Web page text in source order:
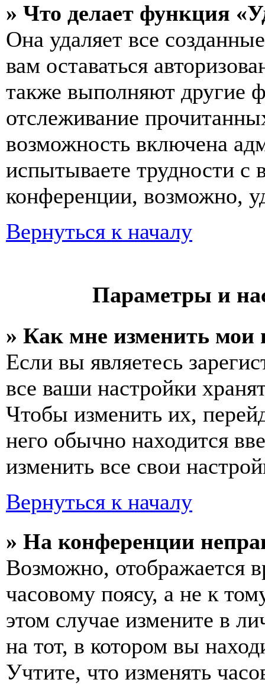
» Что делает функция
Она удаляет все
вам оставаться
также выполняют другие
отслеживание
возможность включена
испытываете трудности с
конференции, возможно,
Вернуться к началу
Параметры и
» Как мне изменить мои
Если вы являетесь
все ваши настройки
Чтобы изменить их,
него обычно находится
изменить все свои
Вернуться к началу
» На конференции
Возможно, отображается
часовому поясу, а не к
этом случае измените в
на тот, в котором вы
Учтите, что изменять